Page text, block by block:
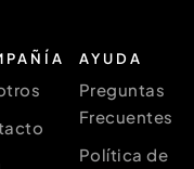
AYUDA
Preguntas
Frecuentes
Política de